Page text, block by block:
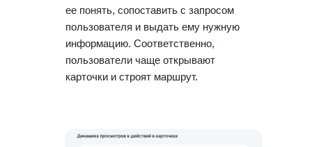
ее понять, сопоставить с запросом
пользователя и выдать ему нужную
информацию. Соответственно,
пользователи чаще открывают
карточки и строят маршрут.